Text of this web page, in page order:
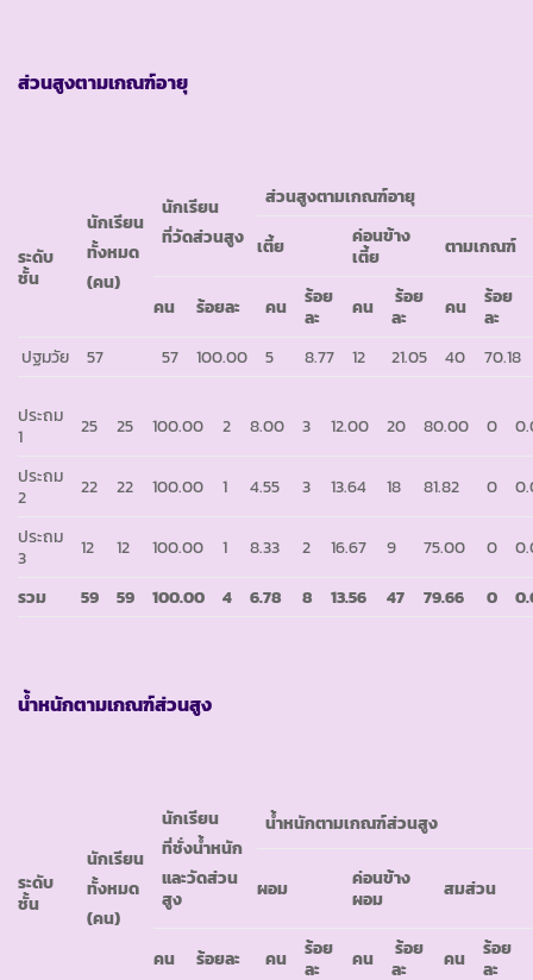
ส่วนสูงตามเกณฑ์อายุ
ระดับ
ชั้น
นักเรียน
ทั้งหมด
(คน)
นักเรียน
ที่วัดส่วนสูง
ส่วนสูงตามเกณฑ์อายุ
เตี้ย
ค่อนข้าง
เตี้ย
ตามเกณฑ์
คน ร้อยละ คน
ร้อย
ละ
คน
ร้อย
ละ
คน
ร้อย
ละ
ปฐมวัย
57 57 100.00 5 8.77 12 21.05 40 70.18
ประถม
1
25 25 100.00 2 8.00 3 12.00 20 80.00 0
ประถม
2
22 22 100.00 1 4.55 3 13.64 18 81.82 0
ประถม
3
12 12 100.00 1 8.33 2 16.67 9 75.00 0
รวม
59 59 100.00 4 6.78 8 13.56 47 79.66 0
น้ำหนักตามเกณฑ์ส่วนสูง
ระดับ
ชั้น
นักเรียน
ทั้งหมด
(คน)
นักเรียน
ที่ชั่งน้ำหนัก
และวัดส่วน
สูง
น้ำหนักตามเกณฑ์ส่วนสูง
ผอม
ค่อนข้าง
ผอม
สมส่วน
คน ร้อยละ คน
ร้อย
ละ
คน
ร้อย
ละ
คน
ร้อย
ละ